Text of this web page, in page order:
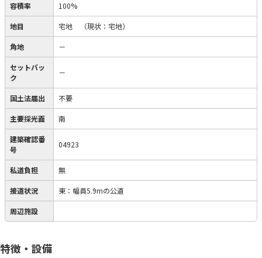
容積率 100%
地目 宅地 （現状：宅地）
角地 －
セットバッ
ク
－
国土法届出 不要
主要採光面 南
建築確認番
号
04923
私道負担 無
接道状況 東：幅員5.9mの公道
周辺施設
特徴・設備